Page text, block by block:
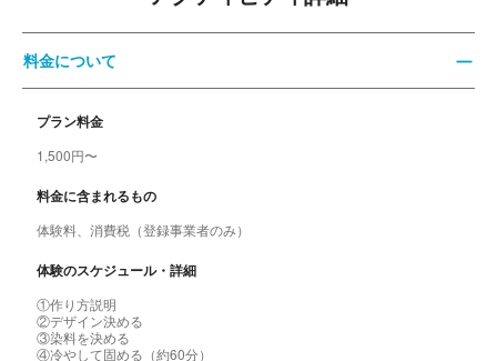
料金について
プラン料金
1,500円〜
料金に含まれるもの
体験料、消費税（登録事業者のみ）
体験のスケジュール・詳細
①作り方説明
②デザイン決める
③染料を決める
④冷やして固める（約60分）